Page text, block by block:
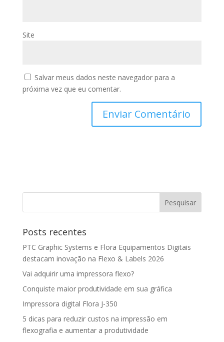
Site
Salvar meus dados neste navegador para a
próxima vez que eu comentar.
Posts recentes
PTC Graphic Systems e Flora Equipamentos Digitais
destacam inovação na Flexo & Labels 2026
Vai adquirir uma impressora flexo?
Conquiste maior produtividade em sua gráfica
Impressora digital Flora J-350
5 dicas para reduzir custos na impressão em
flexografia e aumentar a produtividade